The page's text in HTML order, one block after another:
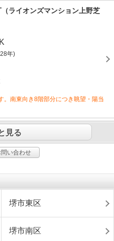
ライオンズマンション上野芝
年)
。南東向き8階部分につき眺望・陽当
見る
い合わせ
堺市東区
堺市南区